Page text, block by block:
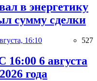
в энергетику
сумму сделки
16:10 527
16:00 6 августа
года